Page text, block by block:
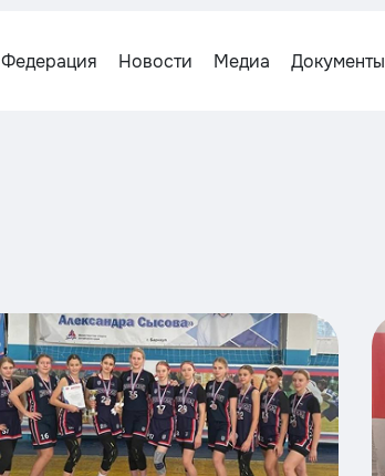
Федерация Новости Медиа Документы